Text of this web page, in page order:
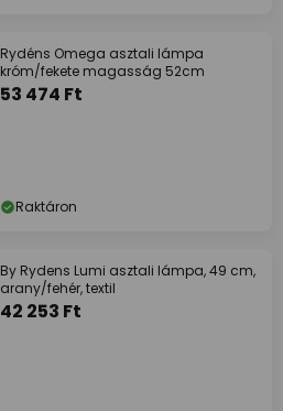
Rydéns Omega asztali lámpa
króm/fekete magasság 52cm
53 474 Ft
Raktáron
By Rydens Lumi asztali lámpa, 49 cm,
arany/fehér, textil
42 253 Ft